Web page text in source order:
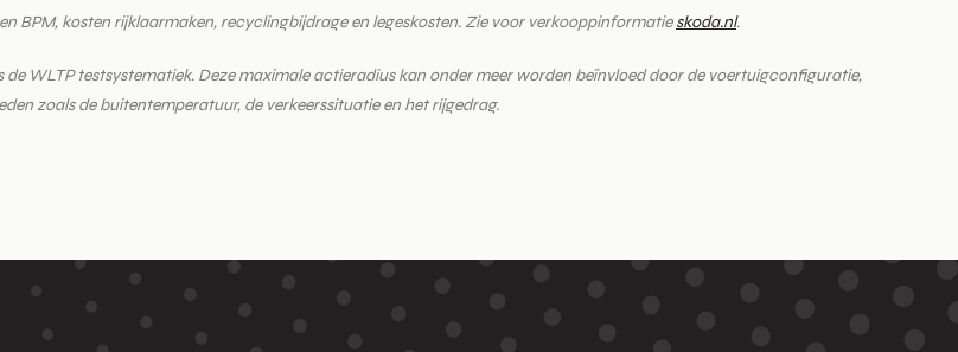
BPM, kosten rijklaarmaken, recyclingbijdrage en legeskosten. Zie voor verkooppinformatieskoda.nl.
WLTP testsystematiek. Deze maximale actieradius kan onder meer worden beïnvloed door de voertuigconfiguratie,
zoals de buitentemperatuur, de verkeerssituatie en het rijgedrag.